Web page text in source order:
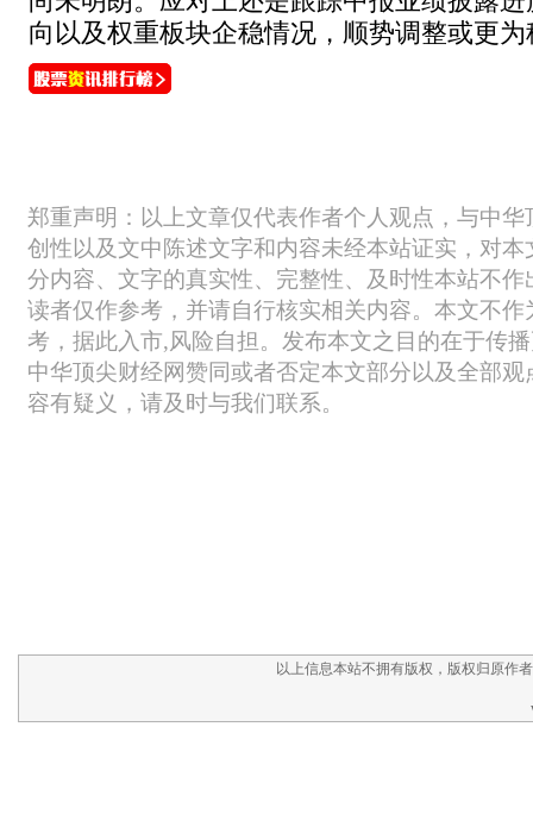
向以及权重板块企稳情况，顺势调整或更为
以上信息本站不拥有版权，版权归原作